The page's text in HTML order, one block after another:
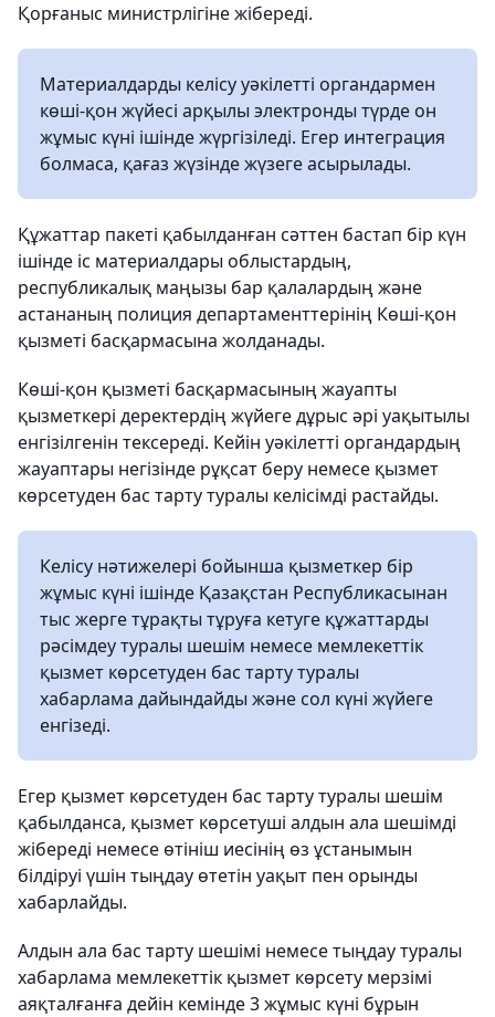
Қорғаныс министрлігіне жібереді.
Материалдарды келісу уәкілетті органдармен
көші-қон жүйесі арқылы электронды түрде он
жұмыс күні ішінде жүргізіледі. Егер интеграция
болмаса, қағаз жүзінде жүзеге асырылады.
Құжаттар пакеті қабылданған сәттен бастап бір күн
ішінде іс материалдары облыстардың,
республикалық маңызы бар қалалардың және
астананың полиция департаменттерінің Көші-қон
қызметі басқармасына жолданады.
Көші-қон қызметі басқармасының жауапты
қызметкері деректердің жүйеге дұрыс әрі уақытылы
енгізілгенін тексереді. Кейін уәкілетті органдардың
жауаптары негізінде рұқсат беру немесе қызмет
көрсетуден бас тарту туралы келісімді растайды.
Келісу нәтижелері бойынша қызметкер бір
жұмыс күні ішінде Қазақстан Республикасынан
тыс жерге тұрақты тұруға кетуге құжаттарды
рәсімдеу туралы шешім немесе мемлекеттік
қызмет көрсетуден бас тарту туралы
хабарлама дайындайды және сол күні жүйеге
енгізеді.
Егер қызмет көрсетуден бас тарту туралы шешім
қабылданса, қызмет көрсетуші алдын ала шешімді
жібереді немесе өтініш иесінің өз ұстанымын
білдіруі үшін тыңдау өтетін уақыт пен орынды
хабарлайды.
Алдын ала бас тарту шешімі немесе тыңдау туралы
хабарлама мемлекеттік қызмет көрсету мерзімі
аяқталғанға дейін кемінде 3 жұмыс күні бұрын